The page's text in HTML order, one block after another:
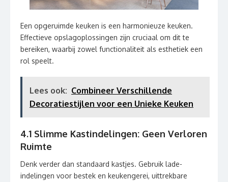
Een opgeruimde keuken is een harmonieuze keuken.
Effectieve opslagoplossingen zijn cruciaal om dit te
bereiken, waarbij zowel functionaliteit als esthetiek een
rol speelt.
Lees ook: Combineer Verschillende
Decoratiestijlen voor een Unieke Keuken
4.1 Slimme Kastindelingen: Geen Verloren
Ruimte
Denk verder dan standaard kastjes. Gebruik lade-
indelingen voor bestek en keukengerei, uittrekbare